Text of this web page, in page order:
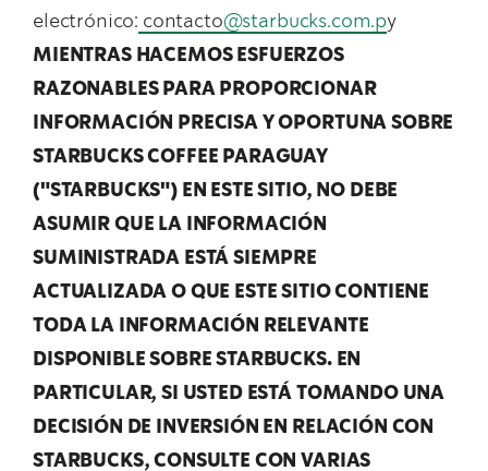
electrónico: contacto@starbucks.com.py
MIENTRAS HACEMOS ESFUERZOS
RAZONABLES PARA PROPORCIONAR
INFORMACIÓN PRECISA Y OPORTUNA SOBRE
STARBUCKS COFFEE PARAGUAY
("STARBUCKS") EN ESTE SITIO, NO DEBE
ASUMIR QUE LA INFORMACIÓN
SUMINISTRADA ESTÁ SIEMPRE
ACTUALIZADA O QUE ESTE SITIO CONTIENE
TODA LA INFORMACIÓN RELEVANTE
DISPONIBLE SOBRE STARBUCKS. EN
PARTICULAR, SI USTED ESTÁ TOMANDO UNA
DECISIÓN DE INVERSIÓN EN RELACIÓN CON
STARBUCKS, CONSULTE CON VARIAS